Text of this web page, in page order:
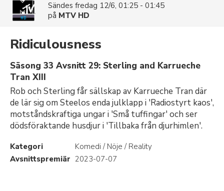
Sändes fredag 12/6, 01:25 - 01:45
på MTV HD
Ridiculousness
Säsong 33 Avsnitt 29: Sterling and Karrueche
Tran XIII
Rob och Sterling får sällskap av Karrueche Tran där
de lär sig om Steelos enda julklapp i 'Radiostyrt kaos',
motståndskraftiga ungar i 'Små tuffingar' och ser
dödsföraktande husdjur i 'Tillbaka från djurhimlen'.
Kategori
Komedi / Nöje / Reality
Avsnittspremiär 2023-07-07